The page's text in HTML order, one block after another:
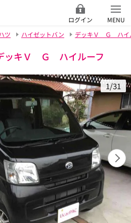
ログイン
MENU
ツ ハイゼットバン デッキＶ Ｇ ハイ
ッキＶ Ｇ ハイルーフ
1/31